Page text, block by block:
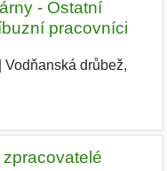
- Ostatní
pracovníci
Vodňanská drůbež,